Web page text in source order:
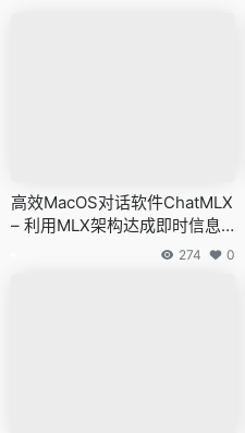
高效MacOS对话软件ChatMLX
– 利用MLX架构达成即时信息
274 0